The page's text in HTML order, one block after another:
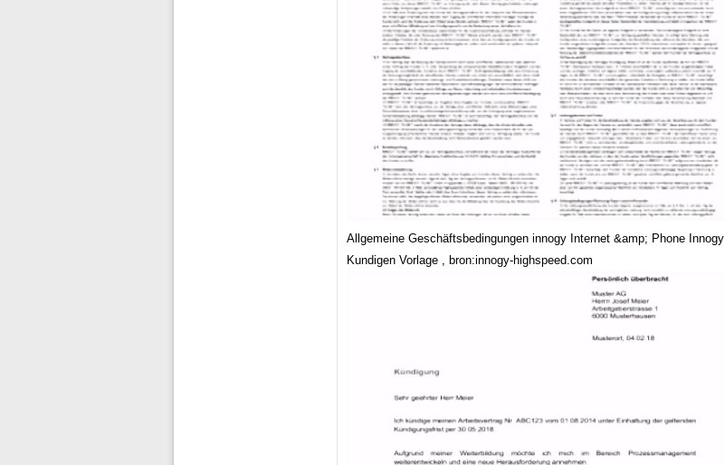
Allgemeine Geschäftsbedingungen innogy Internet &amp; Phone Innogy
Kundigen Vorlage , bron:innogy-highspeed.com